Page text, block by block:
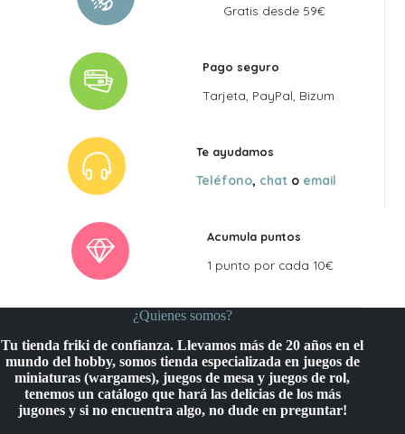
Gratis desde 59€
Pago seguro
Tarjeta, PayPal, Bizum
Te ayudamos
Teléfono, chat o email
Acumula puntos
1 punto por cada 10€
¿Quienes somos?
Tu tienda friki de confianza. Llevamos más de 20 años en el
mundo del hobby, somos tienda especializada en juegos de
miniaturas (wargames), juegos de mesa y juegos de rol,
tenemos un catálogo que hará las delicias de los más
jugones y si no encuentra algo, no dude en preguntar!